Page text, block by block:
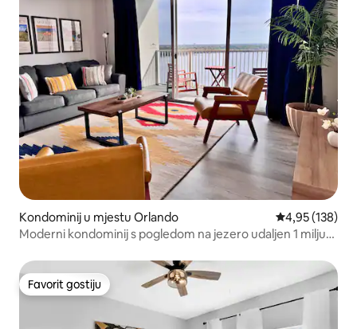
Kondominij u mjestu Orlando Prosječna
4,95 (138)
Moderni kondominij s pogledom na jezero udaljen 1 milju
Favorit gostiju
Favorit gostiju